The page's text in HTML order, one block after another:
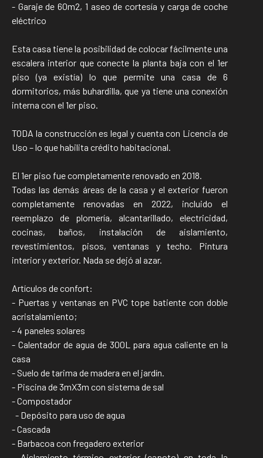
- Garaje de 60m2, 1 aseo de cortesía y carga de coche
eléctrico
Esta casa tiene la posibilidad de colocar fácilmente una
escalera interior que conecte la planta baja con el 1er
piso (ya existía) lo que permite una casa de 6
dormitorios, más buhardilla, que ya tiene una conexión
interna con el 1er piso.
TODA la construcción es legal y cuenta con Licencia de
Uso – lo que habilita crédito habitacional.
El 1er piso fue completamente renovado en 2018.
Todas las demás áreas de la casa y el exterior fueron
completamente renovadas en 2022, incluido el
reemplazo de plomería, alcantarillado, electricidad,
cocinas, baños, instalación de aislamiento,
revestimientos, pisos, ventanas y techo. Pintura
interior y exterior. Nada se dejó al azar.
Artículos de confort:
- Puertas y ventanas en PVC tope batiente con doble
acristalamiento;
- 4 paneles solares
- Calentador de agua de 300L para agua caliente en la
casa
- Suelo de tarima de madera en el jardín.
- Piscina de 3mX3m con sistema de sal
- Compostador
- Depósito para uso de agua
- Cascada
- Barbacoa con fregadero exterior